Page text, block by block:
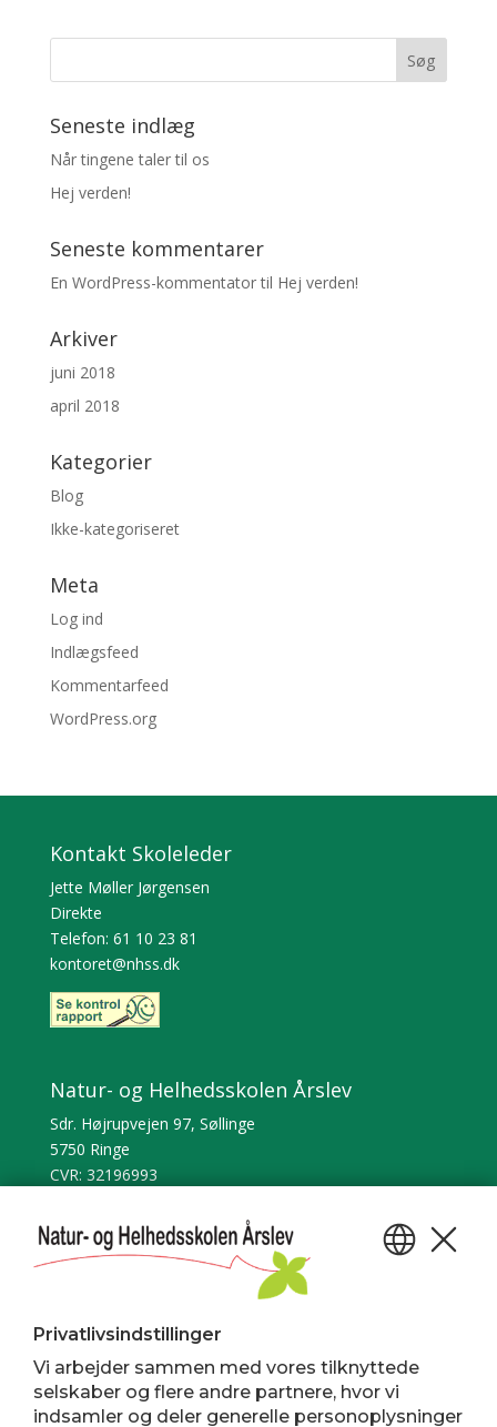
Seneste indlæg
Når tingene taler til os
Hej verden!
Seneste kommentarer
En WordPress-kommentatortil Hej verden!
Arkiver
juni 2018
april 2018
Kategorier
Blog
Ikke-kategoriseret
Meta
Log ind
Indlægsfeed
Kommentarfeed
WordPress.org
Kontakt Skoleleder
Jette Møller Jørgensen
Direkte
Telefon: 61 10 23 81
kontoret@nhss.dk
Natur- og Helhedsskolen Årslev
Sdr. Højrupvejen 97, Søllinge
5750 Ringe
CVR: 32196993​​